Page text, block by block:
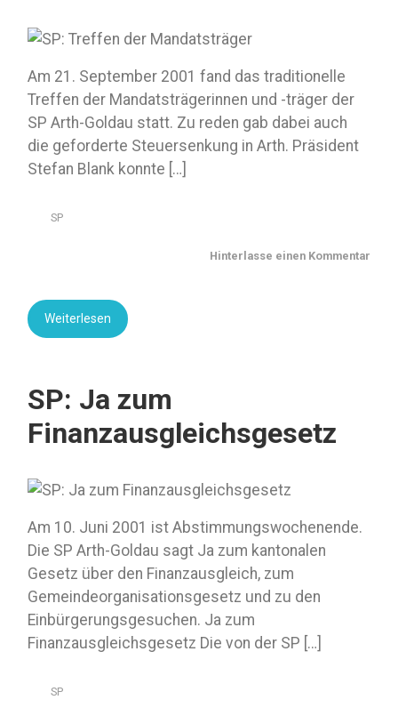
Am 21. September 2001 fand das traditionelle
Treffen der Mandatsträgerinnen und -träger der
SP Arth-Goldau statt. Zu reden gab dabei auch
die geforderte Steuersenkung in Arth. Präsident
Stefan Blank konnte […]
SP
Hinterlasse einen Kommentar
Weiterlesen
SP: Ja zum
Finanzausgleichsgesetz
Am 10. Juni 2001 ist Abstimmungswochenende.
Die SP Arth-Goldau sagt Ja zum kantonalen
Gesetz über den Finanzausgleich, zum
Gemeindeorganisationsgesetz und zu den
Einbürgerungsgesuchen. Ja zum
Finanzausgleichsgesetz Die von der SP […]
SP